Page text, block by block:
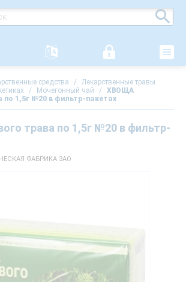
средства / Лекарственные травы
/ Мочегонный чай / ХВОЩА
по 1,5г №20 в фильтр-пакетах
трава по 1,5г №20 в фильтр-
ФАБРИКА ЗАО